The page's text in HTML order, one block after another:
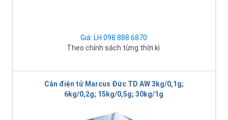
Giá: LH 098 888 6870
Theo chính sách từng thời kì
Cân điện tử Marcus Đức TD AW 3kg/0,1g;
6kg/0,2g; 15kg/0,5g; 30kg/1g